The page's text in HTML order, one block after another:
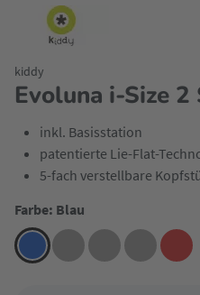
Evoluna i-Size 2
kiddy
inkl. Basisstation
patentierte Lie-Flat-
5-fach verstellbare
Farbe: Blau